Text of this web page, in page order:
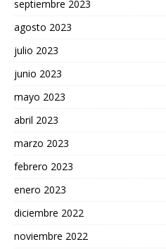
septiembre 2023
agosto 2023
julio 2023
junio 2023
mayo 2023
abril 2023
marzo 2023
febrero 2023
enero 2023
diciembre 2022
noviembre 2022